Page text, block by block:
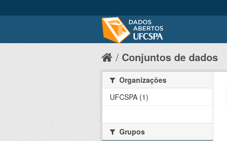
Conjuntos de dados
Organizações
UFCSPA (1)
Grupos